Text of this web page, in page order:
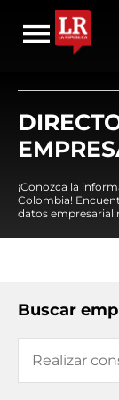
¡Conozca la
Colombia!
datos empresarial
Buscar